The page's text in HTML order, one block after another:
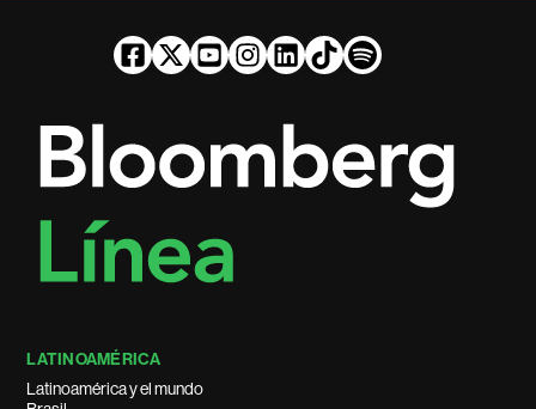
LATINOAMÉRICA
Latinoamérica y el mundo